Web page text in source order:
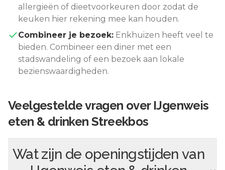
allergieën of dieetvoorkeuren door zodat de
keuken hier rekening mee kan houden.
Combineer je bezoek: Enkhuizen heeft veel te
bieden. Combineer een diner met een
stadswandeling of een bezoek aan lokale
bezienswaardigheden.
Veelgestelde vragen over IJgenweis
eten & drinken Streekbos
Wat zijn de openingstijden van